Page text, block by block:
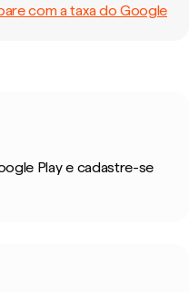
com a taxa do Google
Play e cadastre-se